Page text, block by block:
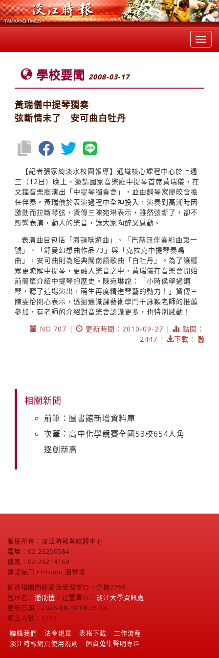
學校要聞 2008-03-17
黃瑞儀中提琴獨奏
弦斷情未了 安可曲白牡丹
【記者張家綺淡水校園報導】通識核心課程中心於上週
三（12日）晚上，邀請國家音樂廳中提琴首席黃瑞儀，在
文錙音樂廳演出「中提琴獨奏會」，並由鋼琴家廖皎含擔
任伴奏。黃瑞儀於表演過程中全神投入，演奏到高潮時因
激動而拉斷琴弦，資傳三陳宛琳表示，雖然弦斷了，卻不
影響表演，動人的樂音，讓大家陶醉又感動。
表演曲目包括「海頓嘻遊曲」、「巴赫無伴奏組曲第一
號」、「舒曼幻想曲作品73」與「克拉克中提琴奏鳴
曲」，安可曲則為經典閩南語歌曲「白牡丹」。為了讓聽
眾更瞭解中提琴，更融入樂音之中，黃瑞儀在音樂會開始
前簡單介紹中提琴的歷史。陳宛琳說：「小時侯學過鋼
琴，聽了這場演出，萌生再度精進琴藝的動力！」資傳三
陳雯怡開心表示，透過通識課藝術學門干詠穎老師的推薦
參加，有老師的介紹對音樂會認識更多，也特別感動！
NO.707 |
更新時間：2010-09-27 |
點閱：
2447 |
下載：
相關新聞
前筆：圖書館新增資料庫
次筆：高中化學競賽全國53校654人角
逐創新高
版權所有：淡江時報與媒體中心
電話：02-26250584
傳真：02-26214169
建議使用 Chrome 瀏覽器
個資相關問題請洽受理窗口，分機2799
管理者： 潘劭愷 / 建置單位： 淡江大學資訊處
更新日期：2026-08-10 08:35:38
線上人數：1232
聯絡我們
法令規章 表格下載
工作流程
淡江時報網頁使用規則
個資蒐集聲明專區